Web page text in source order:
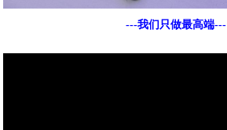
---我们只做最高端---